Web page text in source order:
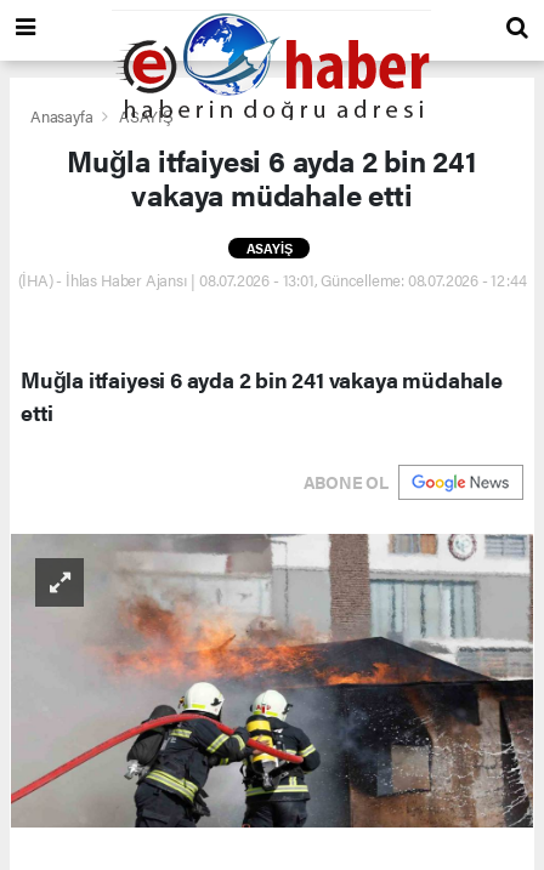
Anasayfa ASAYİŞ
Muğla itfaiyesi 6 ayda 2 bin 241
vakaya müdahale etti
ASAYİŞ
(İHA) - İhlas Haber Ajansı | 08.07.2026 - 13:01, Güncelleme: 08.07.2026 - 12:44
Muğla itfaiyesi 6 ayda 2 bin 241 vakaya müdahale
etti
ABONE OL